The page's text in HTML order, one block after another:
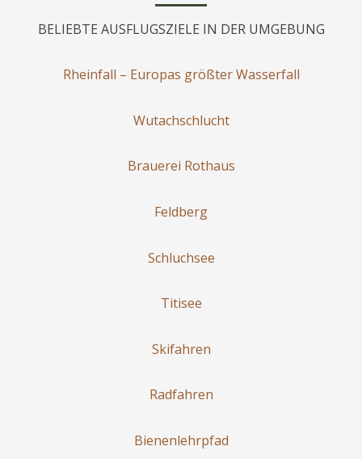
BELIEBTE AUSFLUGSZIELE IN DER UMGEBUNG
Rheinfall – Europas größter Wasserfall
Wutachschlucht
Brauerei Rothaus
Feldberg
Schluchsee
Titisee
Skifahren
Radfahren
Bienenlehrpfad